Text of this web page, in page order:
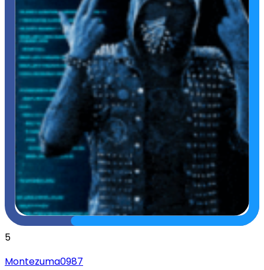
5
Montezuma0987